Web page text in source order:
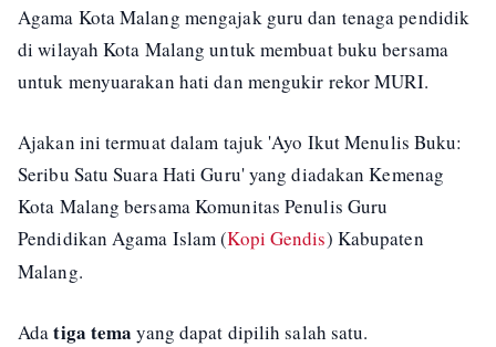
Agama Kota Malang mengajak guru dan tenaga pendidik
di wilayah Kota Malang untuk membuat buku bersama
untuk menyuarakan hati dan mengukir rekor MURI.
Ajakan ini termuat dalam tajuk 'Ayo Ikut Menulis Buku:
Seribu Satu Suara Hati Guru' yang diadakan Kemenag
Kota Malang bersama Komunitas Penulis Guru
Pendidikan Agama Islam (Kopi Gendis) Kabupaten
Malang.
Adatiga tema yang dapat dipilih salah satu.